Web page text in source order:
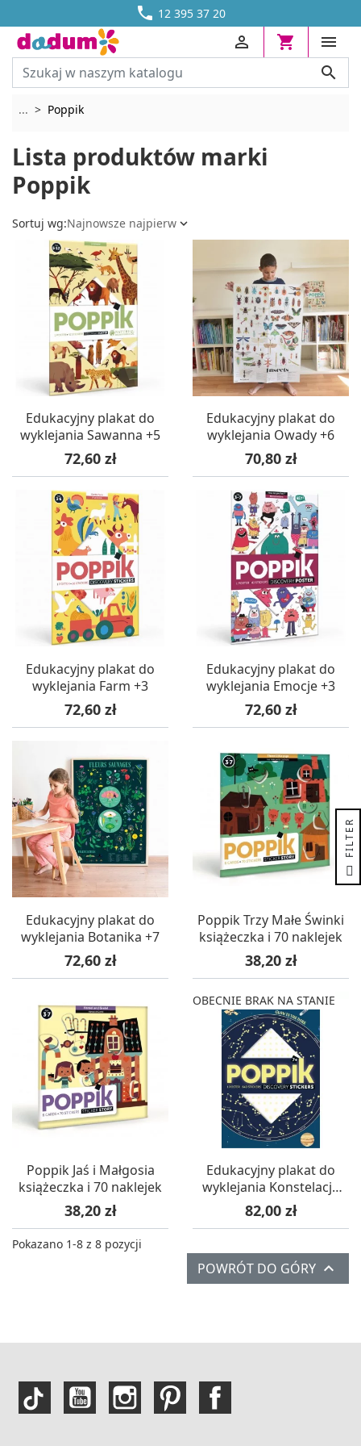
 12 395 37 20
DOSTAWA OD 13,70 ZŁ





... Rozwiń breadcrumbs
Poppik
Lista produktów marki
Poppik
Sortuj wg:Najnowsze najpierw 
Edukacyjny plakat do
wyklejania Sawanna +5
Cena
72,60 zł
Edukacyjny plakat do
wyklejania Owady +6
Cena
70,80 zł
Edukacyjny plakat do
wyklejania Farm +3
Cena
72,60 zł
Edukacyjny plakat do
wyklejania Emocje +3
Cena
72,60 zł
Edukacyjny plakat do
wyklejania Botanika +7
Cena
72,60 zł
Poppik Trzy Małe Świnki
książeczka i 70 naklejek
Cena
38,20 zł
Poppik Jaś i Małgosia
książeczka i 70 naklejek
Cena
38,20 zł
Edukacyjny plakat do
wyklejania Konstelacje
Gwiazd +7
Cena
82,00 zł
OBECNIE BRAK NA STANIE
Pokazano 1-8 z 8 pozycji
POWRÓT DO GÓRY 
R